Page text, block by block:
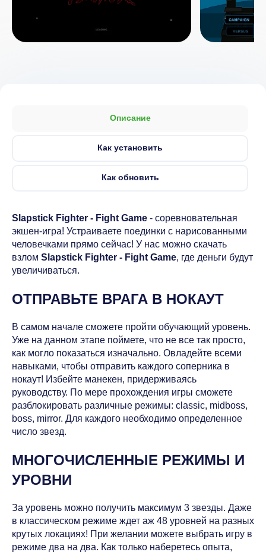
Описание
Как установить
Как обновить
Slapstick Fighter - Fight Game - соревновательная
экшен-игра! Устраиваете поединки с нарисованными
человечками прямо сейчас! У нас можно скачать
взлом Slapstick Fighter - Fight Game, где деньги будут
увеличиваться.
ОТПРАВЬТЕ ВРАГА В НОКАУТ
В самом начале сможете пройти обучающий уровень.
Уже на данном этапе поймете, что не все так просто,
как могло показаться изначально. Овладейте всеми
навыками, чтобы отправить каждого соперника в
нокаут! Избейте манекен, придерживаясь
руководству. По мере прохождения игры сможете
разблокировать различные режимы: classic, midboss,
boss, mirror. Для каждого необходимо определенное
число звезд.
МНОГОЧИСЛЕННЫЕ РЕЖИМЫ И
УРОВНИ
За уровень можно получить максимум 3 звезды. Даже
в классическом режиме ждет аж 48 уровней на разных
крутых локациях! При желании можете выбрать игру в
режиме два на два. Как только наберетесь опыта,